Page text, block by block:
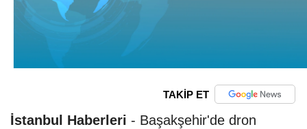
TAKİP ET
İstanbul Haberleri - Başakşehir'de dron